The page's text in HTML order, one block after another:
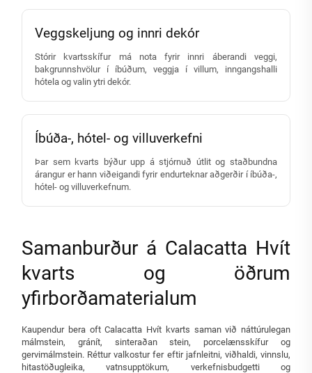
Veggskeljung og innri dekór
Stórir kvartsskífur má nota fyrir innri áberandi veggi,
bakgrunnshvölur í íbúðum, veggja í villum, inngangshalli
hótela og valin ytri dekór.
Íbúða-, hótel- og villuverkefni
Þar sem kvarts býður upp á stjórnuð útlit og staðbundna
árangur er hann viðeigandi fyrir endurteknar aðgerðir í íbúða-,
hótel- og villuverkefnum.
Samanburður á Calacatta Hvít
kvarts og öðrum
yfirborðamaterialum
Kaupendur bera oft Calacatta Hvít kvarts saman við náttúrulegan
málmstein, gránít, sinteraðan stein, porcelænsskífur og
gervimálmstein. Réttur valkostur fer eftir jafnleitni, viðhaldi, vinnslu,
hitastöðugleika, vatnsupptökum, verkefnisbudgetti og